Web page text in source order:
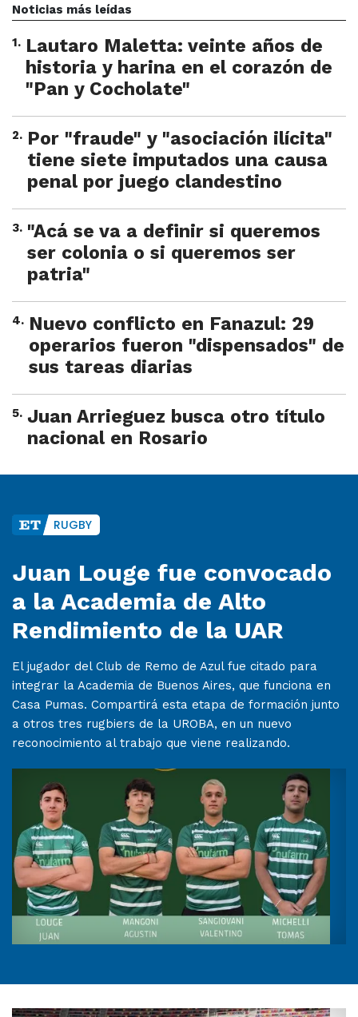
Noticias más leídas
1. Lautaro Maletta: veinte años de
historia y harina en el corazón de
"Pan y Cocholate"
2. Por "fraude" y "asociación ilícita"
tiene siete imputados una causa
penal por juego clandestino
3. "Acá se va a definir si queremos
ser colonia o si queremos ser
patria"
4. Nuevo conflicto en Fanazul: 29
operarios fueron "dispensados" de
sus tareas diarias
5. Juan Arrieguez busca otro título
nacional en Rosario
RUGBY
Juan Louge fue convocado
a la Academia de Alto
Rendimiento de la UAR
El jugador del Club de Remo de Azul fue citado para
integrar la Academia de Buenos Aires, que funciona en
Casa Pumas. Compartirá esta etapa de formación junto
a otros tres rugbiers de la UROBA, en un nuevo
reconocimiento al trabajo que viene realizando.